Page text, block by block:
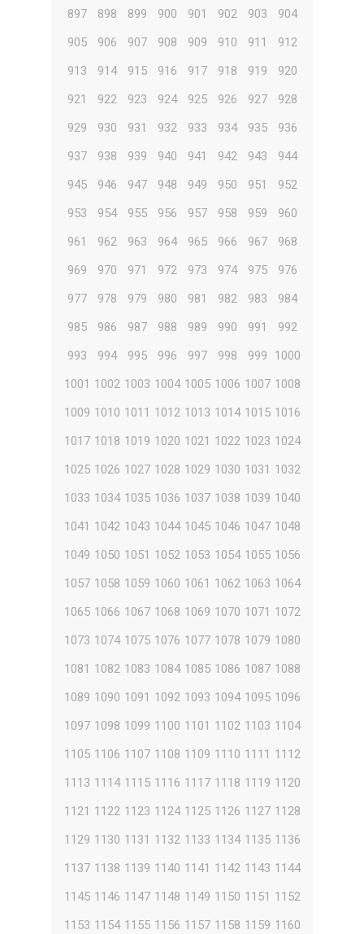
897
898 899 900 901 902 903
904
905
906 907 908 909 910 911
912
913
914 915 916 917 918 919
920
921
922 923 924 925 926 927
928
929
930 931 932 933 934 935
936
937
938 939 940 941 942 943
944
945
946 947 948 949 950 951
952
953
954 955 956 957 958 959
960
961
962 963 964 965 966 967
968
969
970 971 972 973 974 975
976
977
978 979 980 981 982 983
984
985
986 987 988 989 990 991
992
993
994 995 996 997 998 999
1000
1001 1002 1003 1004 1005 1006 1007 1008
1009 1010 1011 1012 1013 1014 1015 1016
1017 1018 1019 1020 1021 1022 1023 1024
1025 1026 1027 1028 1029 1030 1031 1032
1033 1034 1035 1036 1037 1038 1039 1040
1041 1042 1043 1044 1045 1046 1047 1048
1049 1050 1051 1052 1053 1054 1055 1056
1057 1058 1059 1060 1061 1062 1063 1064
1065 1066 1067 1068 1069 1070 1071 1072
1073 1074 1075 1076 1077 1078 1079 1080
1081 1082 1083 1084 1085 1086 1087 1088
1089 1090 1091 1092 1093 1094 1095 1096
1097 1098 1099 1100 1101 1102 1103 1104
1105 1106 1107 1108 1109 1110 1111 1112
1113 1114 1115 1116 1117 1118 1119 1120
1121 1122 1123 1124 1125 1126 1127 1128
1129 1130 1131 1132 1133 1134 1135 1136
1137 1138 1139 1140 1141 1142 1143 1144
1145 1146 1147 1148 1149 1150 1151 1152
1153 1154 1155 1156 1157 1158 1159 1160